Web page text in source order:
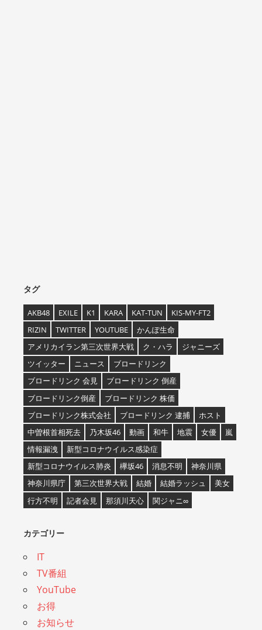
タグ
AKB48 EXILE K1 KARA KAT-TUN
KIS-MY-FT2
RIZIN
TWITTER YOUTUBE
かんぽ生命
アメリカイラン第三次世界大戦
ク・ハラ
ジャニーズ
ツイッター
ニュース
ブロードリンク
ブロードリンク 会見
ブロードリンク 倒産
ブロードリンク倒産
ブロードリンク 株価
ブロードリンク株式会社
ブロードリンク 逮捕
ホスト
中曽根首相死去
乃木坂46 動画 和牛 地震 女優
嵐
情報漏洩
新型コロナウイルス感染症
新型コロナウイルス肺炎
欅坂46 消息不明
神奈川県
神奈川県庁
第三次世界大戦 結婚 結婚ラッシュ
美女
行方不明
記者会見 那須川天心 関ジャニ∞
カテゴリー
IT
TV番組
YouTube
お得
お知らせ